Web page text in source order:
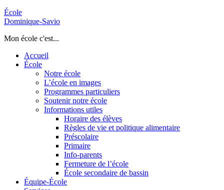
École
Dominique-Savio
Mon école c'est...
Accueil
École
Notre école
L’école en images
Programmes particuliers
Soutenir notre école
Informations utiles
Horaire des élèves
Règles de vie et politique alimentaire
Préscolaire
Primaire
Info-parents
Fermeture de l’école
École secondaire de bassin
Équipe-École